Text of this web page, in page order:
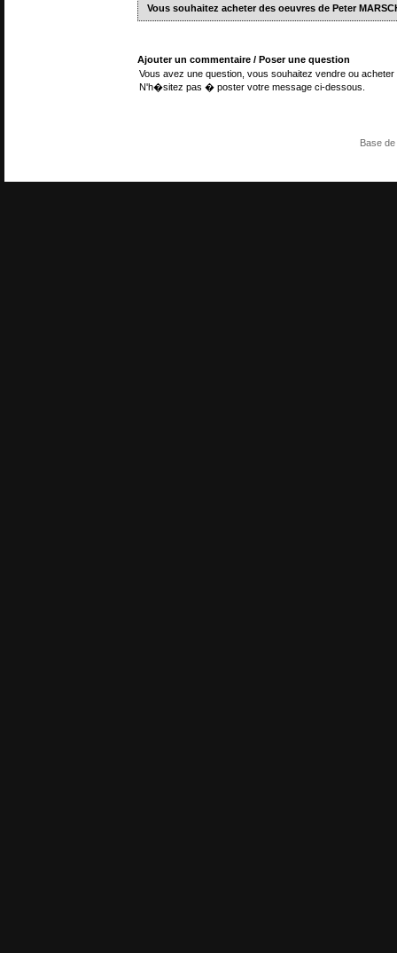
Vous souhaitez acheter des oeuvres de Peter
Ajouter un commentaire / Poser une question
Vous avez une question, vous souhaitez vendre ou
N'h�sitez pas � poster votre message ci-dessous.
Base